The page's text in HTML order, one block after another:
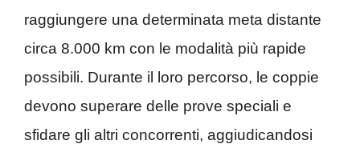
raggiungere una determinata meta distante
circa 8.000 km con le modalità più rapide
possibili. Durante il loro percorso, le coppie
devono superare delle prove speciali e
sfidare gli altri concorrenti, aggiudicandosi